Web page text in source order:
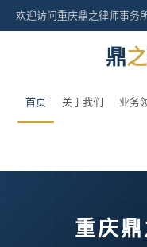
欢迎访问重庆鼎之律师事务
鼎之
首页 关于我们 业务
重庆